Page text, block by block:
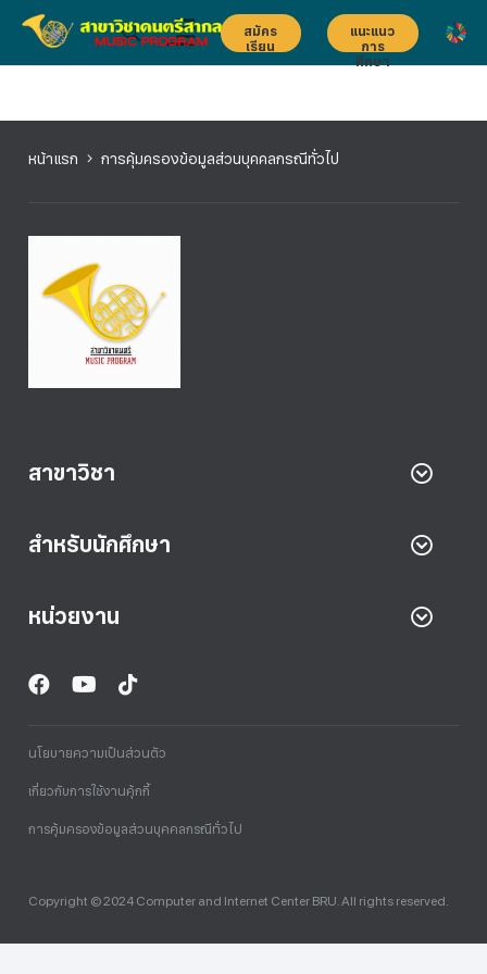
สมัคร
เรียน
แนะแนว
การ
ศึกษา
หน้าแรก การคุ้มครองข้อมูลส่วนบุคคลกรณีทั่วไป
สาขาวิชา
สำหรับนักศึกษา
หน่วยงาน
Copyright © 2024 Computer and Internet Center BRU. All rights reserved.
นโยบายความเป็นส่วนตัว
เกี่ยวกับการใช้งานคุ้กกี้
การคุ้มครองข้อมูลส่วนบุคคลกรณีทั่วไป